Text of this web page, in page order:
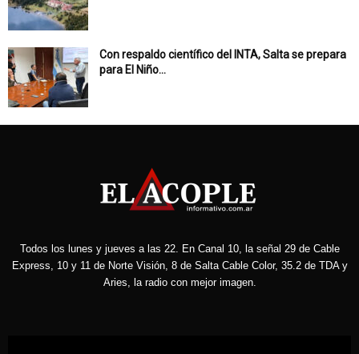
Con respaldo científico del INTA, Salta se prepara
para El Niño...
Todos los lunes y jueves a las 22. En Canal 10, la señal 29 de Cable
Express, 10 y 11 de Norte Visión, 8 de Salta Cable Color, 35.2 de TDA y
Aries, la radio con mejor imagen.